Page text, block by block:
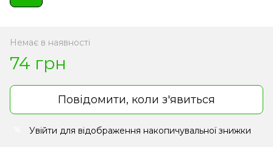
Немає в наявності
74 грн
Повідомити, коли з'явиться
Увійти для відображення накопичувальної знижки